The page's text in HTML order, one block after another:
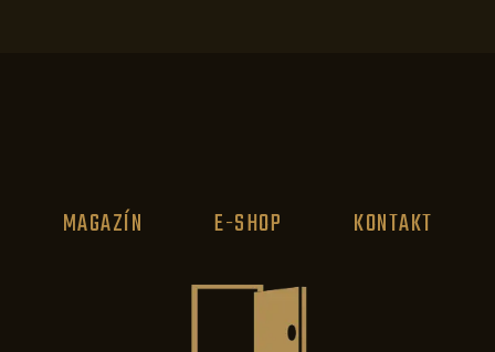
MAGAZÍN E-SHOP KONTAKT